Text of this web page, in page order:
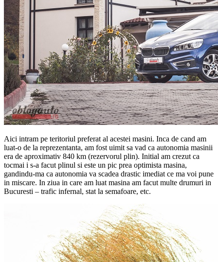
Aici intram pe teritoriul preferat al acestei masini. Inca de cand am
luat-o de la reprezentanta, am fost uimit sa vad ca autonomia masinii
era de aproximativ 840 km (rezervorul plin). Initial am crezut ca
tocmai i s-a facut plinul si este un pic prea optimista masina,
gandindu-ma ca autonomia va scadea drastic imediat ce ma voi pune
in miscare. In ziua in care am luat masina am facut multe drumuri in
Bucuresti – trafic infernal, stat la semafoare, etc.